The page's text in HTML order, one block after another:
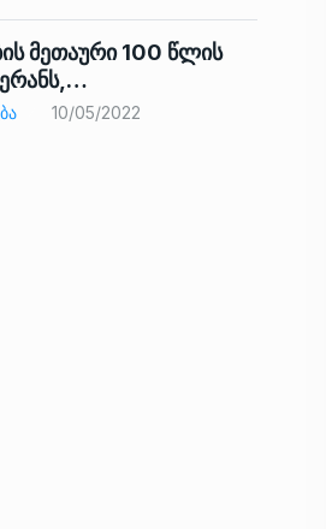
მეთაური 100 წლის
10/05/2022